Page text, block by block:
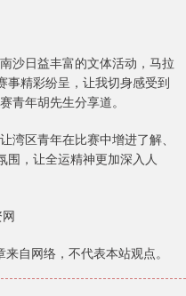
沙日益丰富的文体活动，马拉
事精彩纷呈，让我切身感受到
青年胡先生分享道。
湾区青年在比赛中增进了解、
围，让全运精神更加深入人
自网络，不代表本站观点。